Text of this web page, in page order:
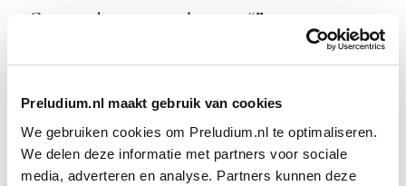
Preludium.nl maakt gebruik van cookies
We gebruiken cookies om Preludium.nl te optimaliseren.
We delen deze informatie met partners voor sociale
media, adverteren en analyse. Partners kunnen deze
Geen resultaten gevonden voor “”.